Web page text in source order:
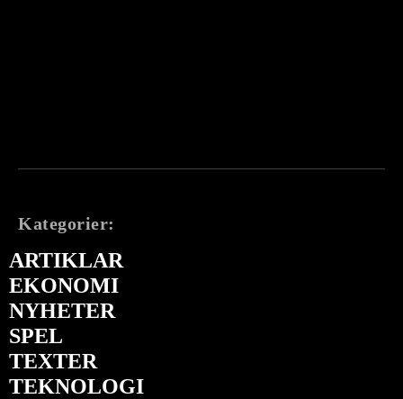
Kategorier:
ARTIKLAR
EKONOMI
NYHETER
SPEL
TEXTER
TEKNOLOGI